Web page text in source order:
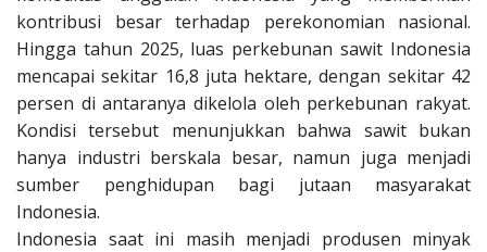
kontribusi besar terhadap perekonomian nasional.
Hingga tahun 2025, luas perkebunan sawit Indonesia
mencapai sekitar 16,8 juta hektare, dengan sekitar 42
persen di antaranya dikelola oleh perkebunan rakyat.
Kondisi tersebut menunjukkan bahwa sawit bukan
hanya industri berskala besar, namun juga menjadi
sumber penghidupan bagi jutaan masyarakat
Indonesia.
Indonesia saat ini masih menjadi produsen minyak